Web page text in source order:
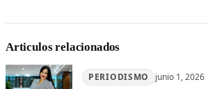
Articulos relacionados
PERIODISMO junio 1, 2026